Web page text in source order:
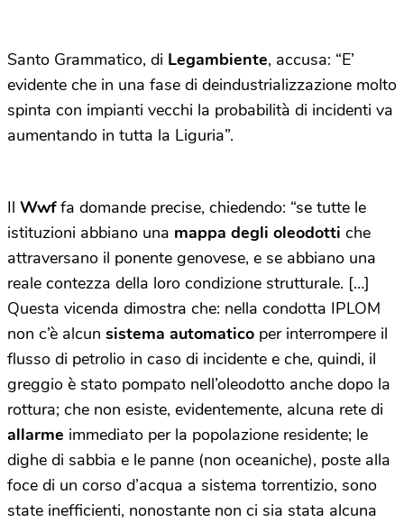
Santo Grammatico, di Legambiente, accusa: “E’
evidente che in una fase di deindustrializzazione molto
spinta con impianti vecchi la probabilità di incidenti va
aumentando in tutta la Liguria”.
Il Wwffa domande precise, chiedendo: “se tutte le
istituzioni abbiano una mappa degli oleodotti che
attraversano il ponente genovese, e se abbiano una
reale contezza della loro condizione strutturale. […]
Questa vicenda dimostra che: nella condotta IPLOM
non c’è alcun sistema automatico per interrompere il
flusso di petrolio in caso di incidente e che, quindi, il
greggio è stato pompato nell’oleodotto anche dopo la
rottura; che non esiste, evidentemente, alcuna rete di
allarme immediato per la popolazione residente; le
dighe di sabbia e le panne (non oceaniche), poste alla
foce di un corso d’acqua a sistema torrentizio, sono
state inefficienti, nonostante non ci sia stata alcuna